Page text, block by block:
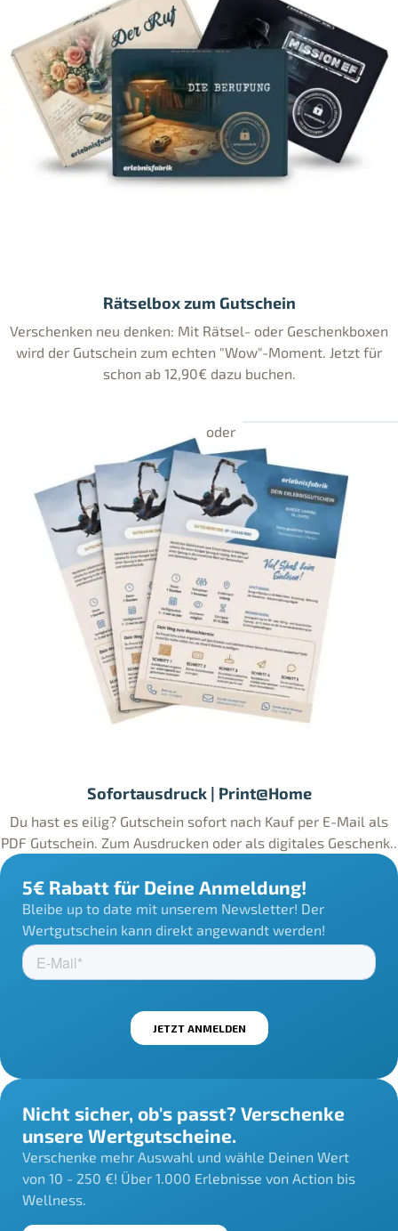
Rätselbox zum Gutschein
Verschenken neu denken: Mit Rätsel- oder Geschenkboxen
wird der Gutschein zum echten "Wow"-Moment. Jetzt für
schon ab 12,90€ dazu buchen.
Sofortausdruck | Print@Home
Du hast es eilig? Gutschein sofort nach Kauf per E-Mail als
PDF Gutschein. Zum Ausdrucken oder als digitales Geschenk..
5€ Rabatt für Deine Anmeldung!
Bleibe up to date mit unserem Newsletter! Der
Wertgutschein kann direkt angewandt werden!
Nicht sicher, ob's passt? Verschenke
unsere Wertgutscheine.
Verschenke mehr Auswahl und wähle Deinen Wert
von 10 - 250 €! Über 1.000 Erlebnisse von Action bis
Wellness.